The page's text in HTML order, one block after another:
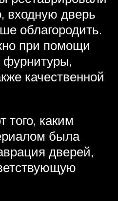
входную дверь
облагородить.
при помощи
фурнитуры,
качественной
того, каким
была
дверей,